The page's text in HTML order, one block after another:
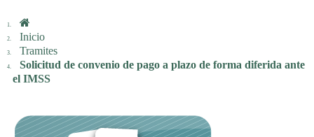
Inicio
Tramites
Solicitud de convenio de pago a plazo de forma diferida ante
el IMSS